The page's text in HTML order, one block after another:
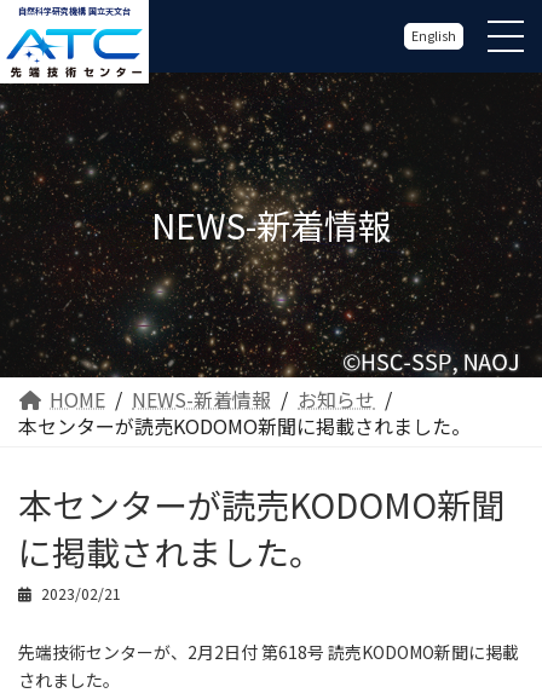
自然科学研究機構 国立天文台
English
NEWS-新着情報
HOME NEWS-新着情報
お知らせ
本センターが読売KODOMO新聞に掲載されました。
本センターが読売KODOMO新聞
に掲載されました。
2023/02/21
先端技術センターが、2月2日付 第618号 読売KODOMO新聞に掲載
されました。